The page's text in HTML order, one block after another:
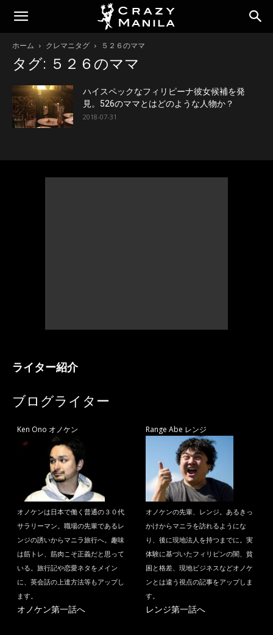
ホーム クレマニタグ ５２６のママ
タグ: ５２６のママ
ハイスペックなフィリピーナ彼女候補を発
見。526のママとはどのような人物か？
2018-07-31
ライター紹介
ブログライター
Ken Ono オノケン
オノケンは日本で働く普通の３０代
サラリーマン。職場の先輩であるレ
ンジの誘いからマニラ旅行へ。趣味
は筋トレ、筋肉こそ正義だと思って
いる。旅行記や恋愛ネタをメイン
に、英会話の上達方法等もアップし
ます。
オノケン第一話へ
Range Abe レンジ
オノケンの先輩、レンジ。あるきっ
かけからマニラを訪れるようにな
り、後に現地法人を持つまでに。実
体験に基づいたフィリピンの闇、貧
困と格差、現地ビジネスなどオノケ
ンとは違う視点の記事をアップしま
す。
レンジ第一話へ